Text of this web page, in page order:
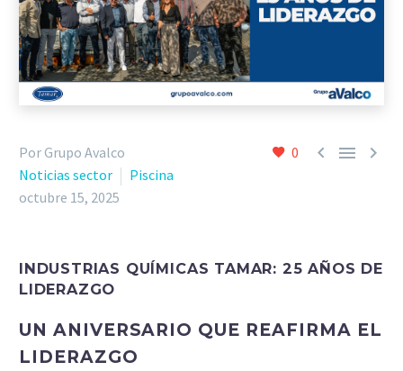
0   
Por Grupo Avalco
Noticias sector
Piscina
octubre 15, 2025
INDUSTRIAS QUÍMICAS TAMAR: 25 AÑOS DE
LIDERAZGO
UN ANIVERSARIO QUE REAFIRMA EL
LIDERAZGO